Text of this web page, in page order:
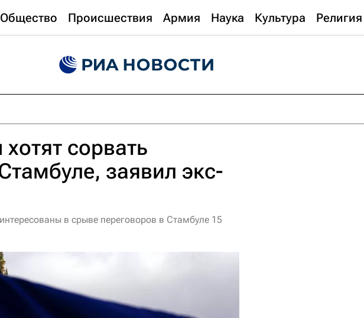
Общество Происшествия Армия Наука Культура Религия
сорвать
заявил экс-
в срыве переговоров в Стамбуле 15